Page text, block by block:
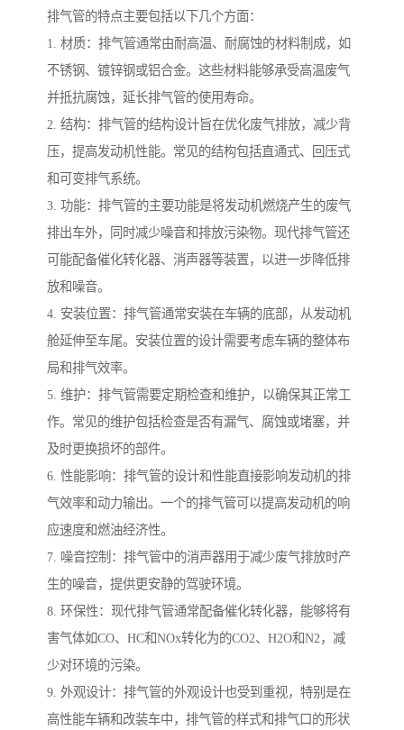
排气管的特点主要包括以下几个方面：
1. 材质：排气管通常由耐高温、耐腐蚀的材料制成，如
不锈钢、镀锌钢或铝合金。这些材料能够承受高温废气
并抵抗腐蚀，延长排气管的使用寿命。
2. 结构：排气管的结构设计旨在优化废气排放，减少背
压，提高发动机性能。常见的结构包括直通式、回压式
和可变排气系统。
3. 功能：排气管的主要功能是将发动机燃烧产生的废气
排出车外，同时减少噪音和排放污染物。现代排气管还
可能配备催化转化器、消声器等装置，以进一步降低排
放和噪音。
4. 安装位置：排气管通常安装在车辆的底部，从发动机
舱延伸至车尾。安装位置的设计需要考虑车辆的整体布
局和排气效率。
5. 维护：排气管需要定期检查和维护，以确保其正常工
作。常见的维护包括检查是否有漏气、腐蚀或堵塞，并
及时更换损坏的部件。
6. 性能影响：排气管的设计和性能直接影响发动机的排
气效率和动力输出。一个的排气管可以提高发动机的响
应速度和燃油经济性。
7. 噪音控制：排气管中的消声器用于减少废气排放时产
生的噪音，提供更安静的驾驶环境。
8. 环保性：现代排气管通常配备催化转化器，能够将有
害气体如CO、HC和NOx转化为的CO2、H2O和N2，减
少对环境的污染。
9. 外观设计：排气管的外观设计也受到重视，特别是在
高性能车辆和改装车中，排气管的样式和排气口的形状